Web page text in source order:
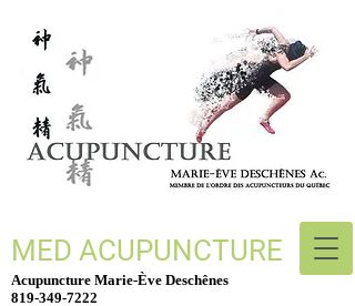
MED ACUPUNCTURE
Acupuncture Marie-Ève Deschênes
819-349-7222